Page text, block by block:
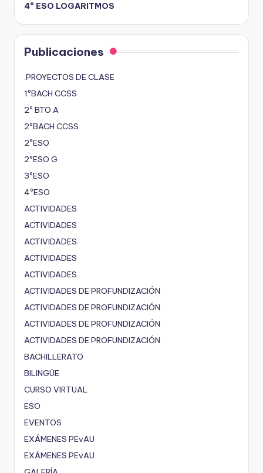
4º ESO LOGARITMOS
Publicaciones
.PROYECTOS DE CLASE
1ºBACH CCSS
2º BTO A
2ºBACH CCSS
2ºESO
2ºESO G
3ºESO
4ºESO
ACTIVIDADES
ACTIVIDADES
ACTIVIDADES
ACTIVIDADES
ACTIVIDADES
ACTIVIDADES DE PROFUNDIZACIÓN
ACTIVIDADES DE PROFUNDIZACIÓN
ACTIVIDADES DE PROFUNDIZACIÓN
ACTIVIDADES DE PROFUNDIZACIÓN
BACHILLERATO
BILINGÜE
CURSO VIRTUAL
ESO
EVENTOS
EXÁMENES PEvAU
EXÁMENES PEvAU